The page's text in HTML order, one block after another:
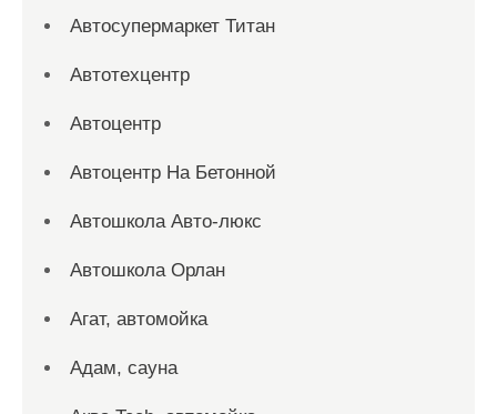
Автосупермаркет Титан
Автотехцентр
Автоцентр
Автоцентр На Бетонной
Автошкола Авто-люкс
Автошкола Орлан
Агат, автомойка
Адам, сауна